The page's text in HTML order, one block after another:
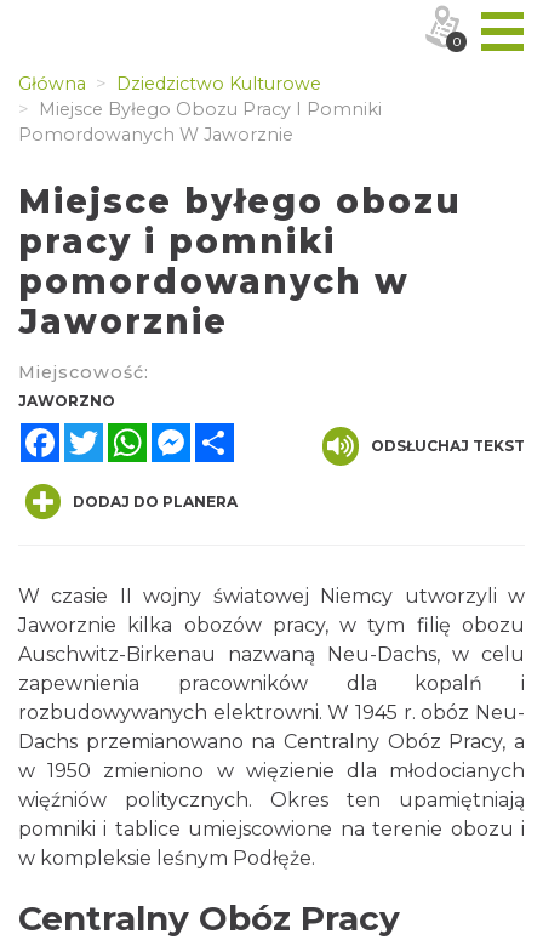
Główna
Dziedzictwo Kulturowe
Miejsce Byłego Obozu Pracy I Pomniki
Pomordowanych W Jaworznie
Miejsce byłego obozu
pracy i pomniki
pomordowanych w
Jaworznie
Miejscowość:
JAWORZNO
FacebookTwitterWhatsAppMessenger
ODSŁUCHAJ TEKST
DODAJ DO PLANERA
W czasie II wojny światowej Niemcy utworzyli w
Jaworznie kilka obozów pracy, w tym filię obozu
Auschwitz-Birkenau nazwaną Neu-Dachs, w celu
zapewnienia pracowników dla kopalń i
rozbudowywanych elektrowni. W 1945 r. obóz Neu-
Dachs przemianowano na Centralny Obóz Pracy, a
w 1950 zmieniono w więzienie dla młodocianych
więźniów politycznych. Okres ten upamiętniają
pomniki i tablice umiejscowione na terenie obozu i
w kompleksie leśnym Podłęże.
Centralny Obóz Pracy
0